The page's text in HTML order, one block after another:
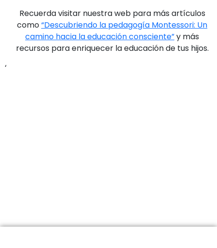
Recuerda visitar nuestra web para más artículos
como“Descubriendo la pedagogía Montessori: Un
camino hacia la educación consciente”y más
recursos para enriquecer la educación de tus hijos.
‘